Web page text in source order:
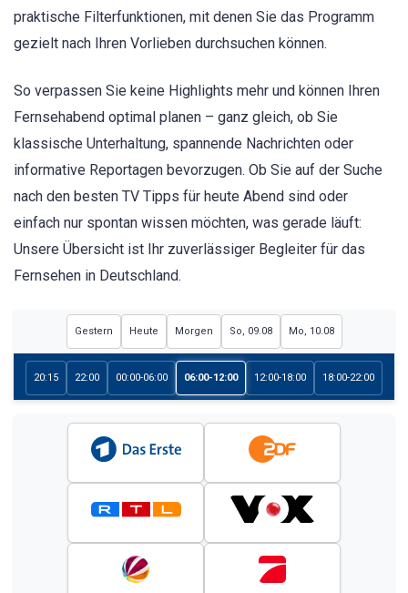
praktische Filterfunktionen, mit denen Sie das Programm
gezielt nach Ihren Vorlieben durchsuchen können.
So verpassen Sie keine Highlights mehr und können Ihren
Fernsehabend optimal planen – ganz gleich, ob Sie
klassische Unterhaltung, spannende Nachrichten oder
informative Reportagen bevorzugen. Ob Sie auf der Suche
nach den besten TV Tipps für heute Abend sind oder
einfach nur spontan wissen möchten, was gerade läuft:
Unsere Übersicht ist Ihr zuverlässiger Begleiter für das
Fernsehen in Deutschland.
Gestern Heute Morgen So, 09.08 Mo, 10.08
20:15 22:00 00:00-06:00 06:00-12:00 12:00-18:00 18:00-22:00